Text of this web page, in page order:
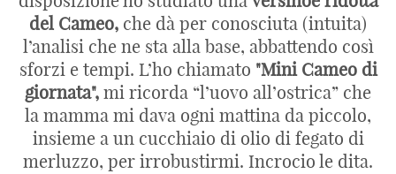
del Cameo, che dà per conosciuta (intuita)
l’analisi che ne sta alla base, abbattendo così
sforzi e tempi. L’ho chiamato "Mini Cameo di
giornata", mi ricorda “l’uovo all’ostrica” che
la mamma mi dava ogni mattina da piccolo,
insieme a un cucchiaio di olio di fegato di
merluzzo, per irrobustirmi. Incrocio le dita.